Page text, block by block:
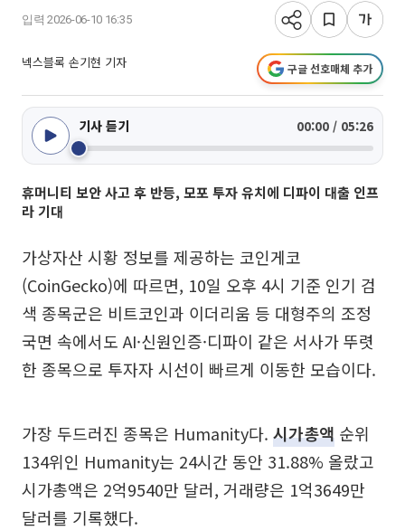
입력 2026-06-10 16:35
넥스블록 손기현 기자 구글 선호매체 추가
기사 듣기 00:00 / 05:26
휴머니티 보안 사고 후 반등, 모포 투자 유치에 디파이 대출 인프
라 기대
가상자산 시황 정보를 제공하는 코인게코
(CoinGecko)에 따르면, 10일 오후 4시 기준 인기 검
색 종목군은 비트코인과 이더리움 등 대형주의 조정
국면 속에서도 AI·신원인증·디파이 같은 서사가 뚜렷
한 종목으로 투자자 시선이 빠르게 이동한 모습이다.
가장 두드러진 종목은 Humanity다. 시가총액 순위
134위인 Humanity는 24시간 동안 31.88% 올랐고
시가총액은 2억9540만 달러, 거래량은 1억3649만
달러를 기록했다.